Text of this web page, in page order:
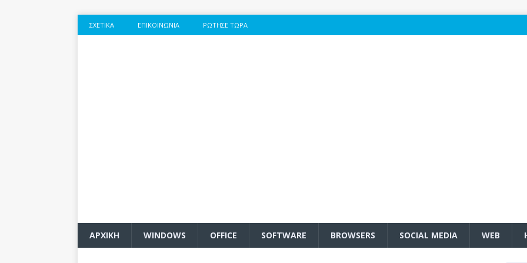
ΣΧΕΤΙΚΆ ΕΠΙΚΟΙΝΩΝΊΑ ΡΏΤΗΣΕ ΤΏΡΑ
ΑΡΧΙΚΗ WINDOWS OFFICE SOFTWARE BROWSERS SOCIAL MEDIA WEB